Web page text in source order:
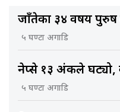
जाँतेका ३४ वर्षीय
५ घण्टा अगाडि
नेप्से १३ अंकले घट्यो,
५ घण्टा अगाडि